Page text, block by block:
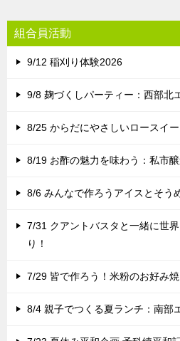
組合員活動
9/12 稲刈り体験2026
9/8 麹づくしパーティー：西部北
8/25 からだにやさしいロースイ
8/19 お酢の魅力を味わう：私市
8/6 みんなで作ろうアイスとそう
7/31 クアントバスタと一緒に世
り！
7/29 皆で作ろう！米粉のお好み
8/4 親子でつくる夏ランチ：南部